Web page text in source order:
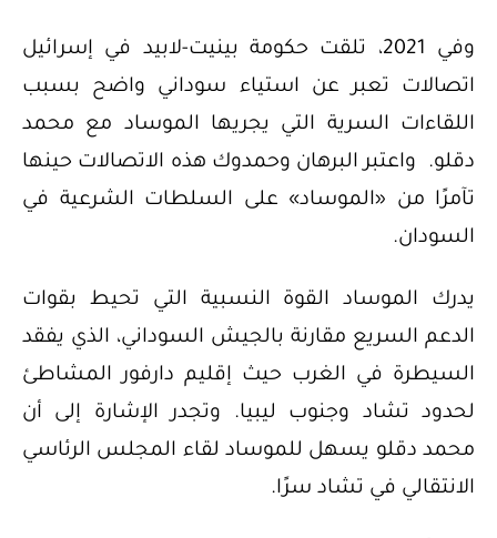
وفي 2021، تلقت حكومة بينيت-لابيد في إسرائيل
اتصالات تعبر عن استياء سوداني واضح بسبب
اللقاءات السرية التي يجريها الموساد مع محمد
دقلو. واعتبر البرهان وحمدوك هذه الاتصالات حينها
تآمرًا من «الموساد» على السلطات الشرعية في
السودان.
يدرك الموساد القوة النسبية التي تحيط بقوات
الدعم السريع مقارنة بالجيش السوداني، الذي يفقد
السيطرة في الغرب حيث إقليم دارفور المشاطئ
لحدود تشاد وجنوب ليبيا. وتجدر الإشارة إلى أن
محمد دقلو يسهل للموساد لقاء المجلس الرئاسي
الانتقالي في تشاد سرًا.